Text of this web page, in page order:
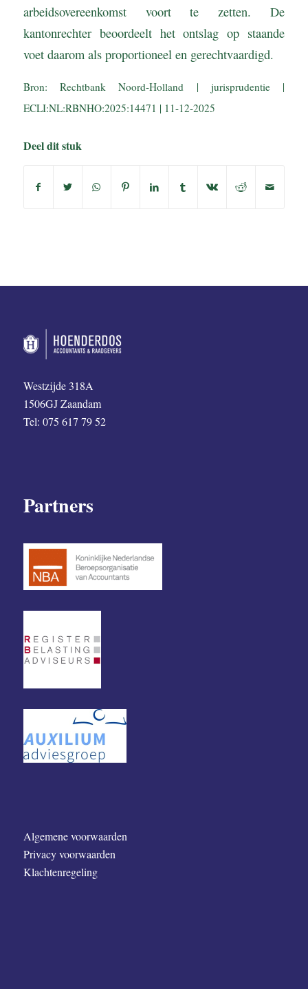
arbeidsovereenkomst voort te zetten. De
kantonrechter beoordeelt het ontslag op staande
voet daarom als proportioneel en gerechtvaardigd.
Bron: Rechtbank Noord-Holland | jurisprudentie |
ECLI:NL:RBNHO:2025:14471 | 11-12-2025
Deel dit stuk
Westzijde 318A
1506GJ Zaandam
Tel: 075 617 79 52
Partners
Algemene voorwaarden
Privacy voorwaarden
Klachtenregeling